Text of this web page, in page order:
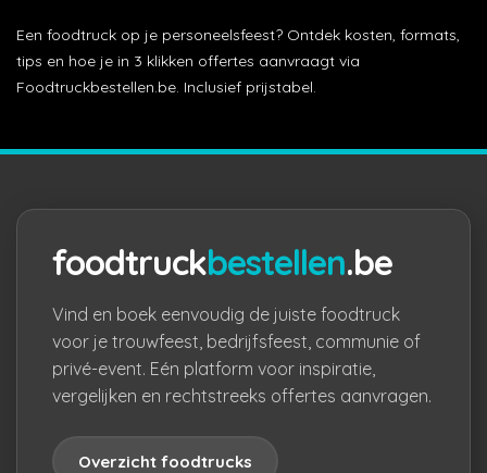
Een foodtruck op je personeelsfeest? Ontdek kosten, formats,
tips en hoe je in 3 klikken offertes aanvraagt via
Foodtruckbestellen.be. Inclusief prijstabel.
foodtruckbestellen.be
Vind en boek eenvoudig de juiste foodtruck
voor je trouwfeest, bedrijfsfeest, communie of
privé-event. Eén platform voor inspiratie,
vergelijken en rechtstreeks offertes aanvragen.
Overzicht foodtrucks